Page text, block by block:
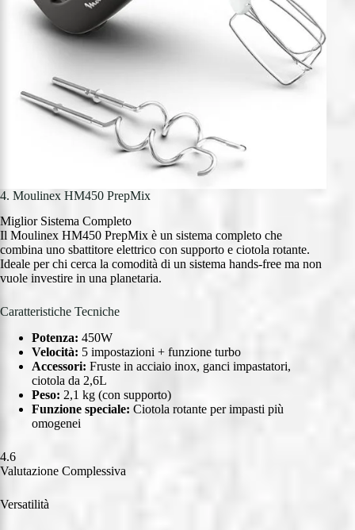
4. Moulinex HM450 PrepMix
Miglior Sistema Completo
Il Moulinex HM450 PrepMix è un sistema completo che
combina uno sbattitore elettrico con supporto e ciotola rotante.
Ideale per chi cerca la comodità di un sistema hands-free ma non
vuole investire in una planetaria.
Caratteristiche Tecniche
Potenza: 450W
Velocità: 5 impostazioni + funzione turbo
Accessori: Fruste in acciaio inox, ganci impastatori,
ciotola da 2,6L
Peso: 2,1 kg (con supporto)
Funzione speciale: Ciotola rotante per impasti più
omogenei
4.6
Valutazione Complessiva
Versatilità